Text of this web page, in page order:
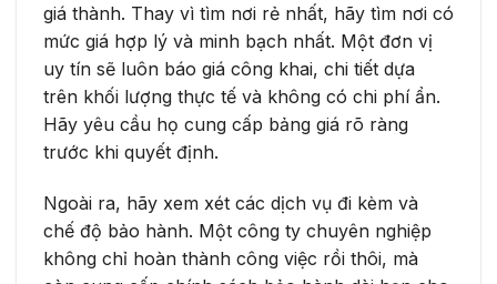
giá thành. Thay vì tìm nơi rẻ nhất, hãy tìm nơi có
mức giá hợp lý và minh bạch nhất. Một đơn vị
uy tín sẽ luôn báo giá công khai, chi tiết dựa
trên khối lượng thực tế và không có chi phí ẩn.
Hãy yêu cầu họ cung cấp bảng giá rõ ràng
trước khi quyết định.
Ngoài ra, hãy xem xét các dịch vụ đi kèm và
chế độ bảo hành. Một công ty chuyên nghiệp
không chỉ hoàn thành công việc rồi thôi, mà